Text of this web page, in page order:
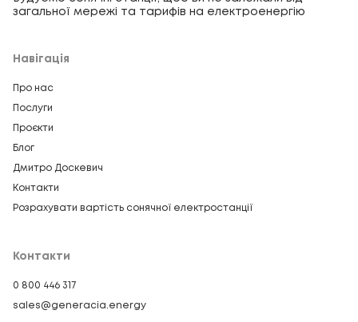
загальної мережі та тарифів на електроенергію
Навігація
Про нас
Послуги
Проєкти
Блог
Дмитро Доскевич
Контакти
Розрахувати вартість сонячної електростанції
Контакти
0 800 446 317
sales@generacia.energy